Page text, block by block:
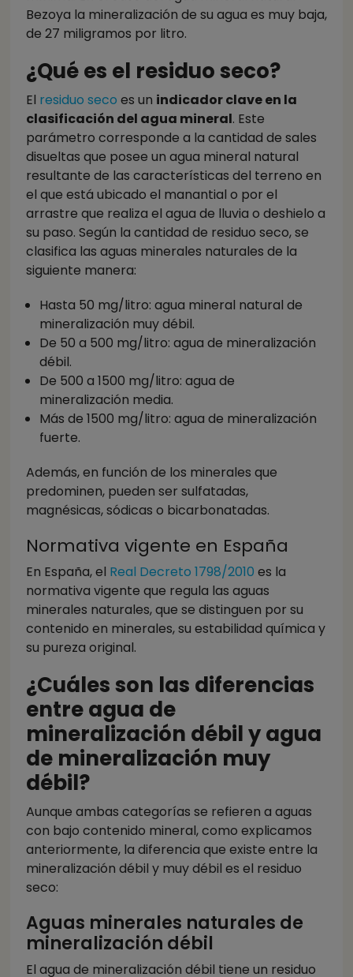
Bezoya la mineralización de su agua es muy baja,
de 27 miligramos por litro.
¿Qué es el residuo seco?
El residuo seco es un indicador clave en la
clasificación del agua mineral. Este
parámetro corresponde a la cantidad de sales
disueltas que posee un agua mineral natural
resultante de las características del terreno en
el que está ubicado el manantial o por el
arrastre que realiza el agua de lluvia o deshielo a
su paso. Según la cantidad de residuo seco, se
clasifica las aguas minerales naturales de la
siguiente manera:
Hasta 50 mg/litro: agua mineral natural de
mineralización muy débil.
De 50 a 500 mg/litro: agua de mineralización
débil.
De 500 a 1500 mg/litro: agua de
mineralización media.
Más de 1500 mg/litro: agua de mineralización
fuerte.
Además, en función de los minerales que
predominen, pueden ser sulfatadas,
magnésicas, sódicas o bicarbonatadas.
Normativa vigente en España
En España, el Real Decreto 1798/2010 es la
normativa vigente que regula las aguas
minerales naturales, que se distinguen por su
contenido en minerales, su estabilidad química y
su pureza original.
¿Cuáles son las diferencias
entre agua de
mineralización débil y agua
de mineralización muy
débil?
Aunque ambas categorías se refieren a aguas
con bajo contenido mineral, como explicamos
anteriormente, la diferencia que existe entre la
mineralización débil y muy débil es el residuo
seco:
Aguas minerales naturales de
mineralización débil
El agua de mineralización débil tiene un residuo